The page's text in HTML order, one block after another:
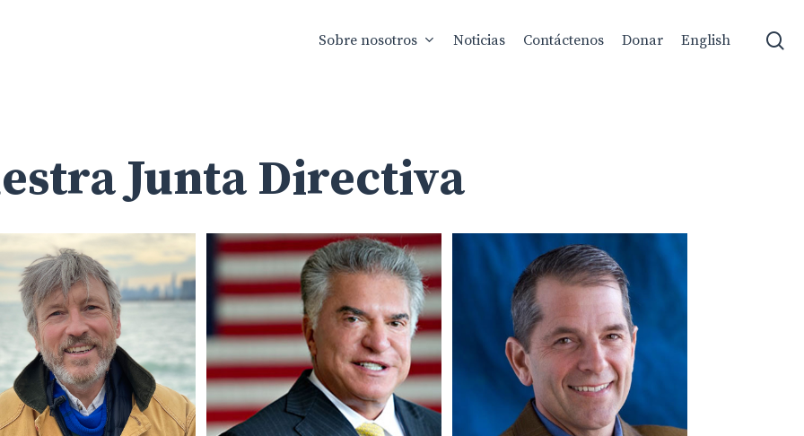
Sobre nosotros Noticias Contáctenos Donar English
Junta Directiva